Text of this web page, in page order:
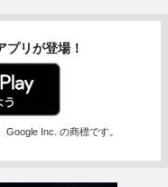
プリが登場！
Inc. の商標です。